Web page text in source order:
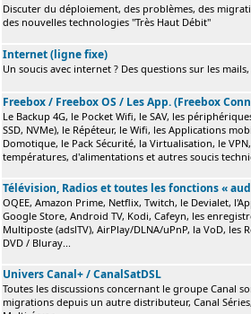
Discuter du déploiement, des problèmes, des
des nouvelles technologies "Très Haut Débit"
Internet (ligne fixe)
Un soucis avec internet ? Des questions sur les
Freebox / Freebox OS / Les App. (Freebox
Le Backup 4G, le Pocket Wifi, le SAV, les
SSD, NVMe), le Répéteur, le Wifi, les Applications
Domotique, le Pack Sécurité, la Virtualisation, le
températures, d'alimentations et autres soucis
Télévision, Radios et toutes les fonctions «
OQEE, Amazon Prime, Netflix, Twitch, le Devialet,
Google Store, Android TV, Kodi, Cafeyn, les
Multiposte (adslTV), AirPlay/DLNA/uPnP, la VoD, les
DVD / Bluray...
Univers Canal+ / CanalSatDSL
Toutes les discussions concernant le groupe Canal
migrations depuis un autre distributeur, Canal